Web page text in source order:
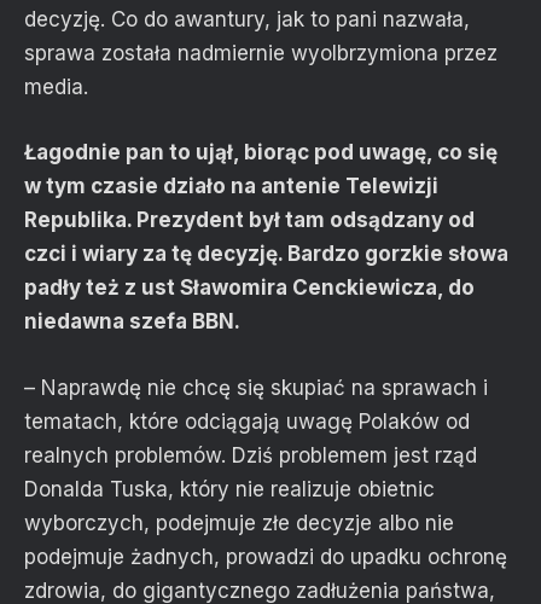
decyzję. Co do awantury, jak to pani nazwała,
sprawa została nadmiernie wyolbrzymiona przez
media.
Łagodnie pan to ujął, biorąc pod uwagę, co się
w tym czasie działo na antenie Telewizji
Republika. Prezydent był tam odsądzany od
czci i wiary za tę decyzję. Bardzo gorzkie słowa
padły też z ust Sławomira Cenckiewicza, do
niedawna szefa BBN.
– Naprawdę nie chcę się skupiać na sprawach i
tematach, które odciągają uwagę Polaków od
realnych problemów. Dziś problemem jest rząd
Donalda Tuska, który nie realizuje obietnic
wyborczych, podejmuje złe decyzje albo nie
podejmuje żadnych, prowadzi do upadku ochronę
zdrowia, do gigantycznego zadłużenia państwa,